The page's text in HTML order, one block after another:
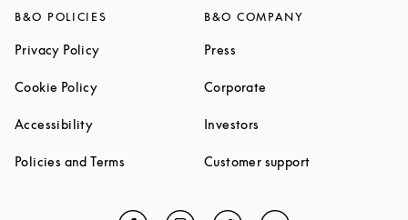
B&O POLICIES
Privacy PolicyLink Opens in New Tab
Cookie PolicyLink Opens in New Tab
AccessibilityLink Opens in New Tab
Policies and Terms Link Opens in New Tab
B&O COMPANY
Press
Corporate
Investors
Customer supportLink Opens in